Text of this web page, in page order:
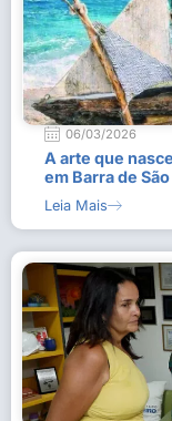
06/03/2026
A arte que
em Barra de São
Leia Mais